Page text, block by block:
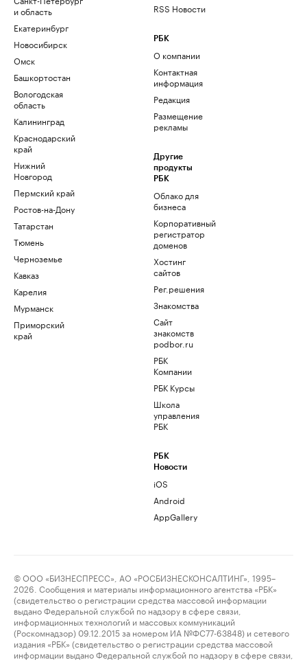
и область
Екатеринбург
Новосибирск
Омск
Башкортостан
Вологодская
область
Калининград
Краснодарский
край
Нижний
Новгород
Пермский край
Ростов-на-Дону
Татарстан
Тюмень
Черноземье
Кавказ
Карелия
Мурманск
Приморский
край
RSS Новости
РБК
О компании
Контактная
информация
Редакция
Размещение
рекламы
Другие
продукты
РБК
Облако для
бизнеса
Корпоративный
регистратор
доменов
Хостинг
сайтов
Рег.решения
Знакомства
Сайт
знакомств
podbor.ru
РБК
Компании
РБК Курсы
Школа
управления
РБК
РБК
Новости
iOS
Android
AppGallery
© ООО «БИЗНЕСПРЕСС», АО «РОСБИЗНЕСКОНСАЛТИНГ», 1995–
2026. Сообщения и материалы информационного агентства «РБК»
(свидетельство о регистрации средства массовой информации
выдано Федеральной службой по надзору в сфере связи,
информационных технологий и массовых коммуникаций
(Роскомнадзор) 09.12.2015 за номером ИА №ФС77-63848) и сетевого
издания «РБК» (свидетельство о регистрации средства массовой
информации выдано Федеральной службой по надзору в сфере связи,